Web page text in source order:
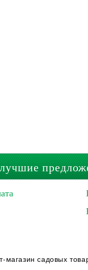
магазин садовых